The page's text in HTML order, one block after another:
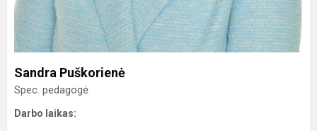
Sandra Puškorienė
Spec. pedagogė
Darbo laikas: